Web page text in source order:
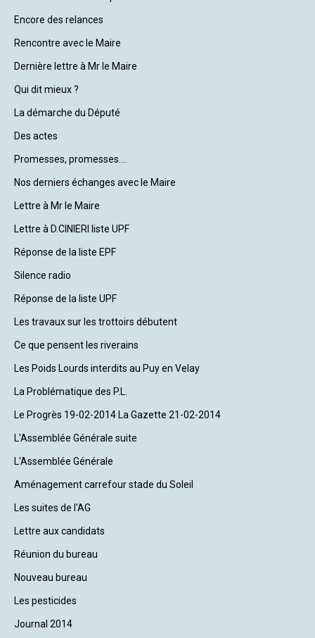
Encore des relances
Rencontre avec le Maire
Dernière lettre à Mr le Maire
Qui dit mieux ?
La démarche du Député
Des actes
Promesses, promesses....
Nos derniers échanges avec le Maire
Lettre à Mr le Maire
Lettre à D.CINIERI liste UPF
Réponse de la liste EPF
Silence radio
Réponse de la liste UPF
Les travaux sur les trottoirs débutent
Ce que pensent les riverains
Les Poids Lourds interdits au Puy en Velay
La Problématique des P.L.
Le Progrès 19-02-2014 La Gazette 21-02-2014
L'Assemblée Générale suite
L'Assemblée Générale
Aménagement carrefour stade du Soleil
Les suites de l'AG
Lettre aux candidats
Réunion du bureau
Nouveau bureau
Les pesticides
Journal 2014